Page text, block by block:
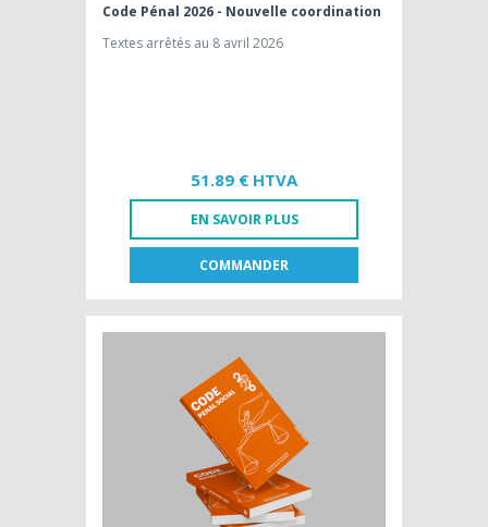
Code Pénal 2026 - Nouvelle coordination
Textes arrêtés au 8 avril 2026
51.89 € HTVA
EN SAVOIR PLUS
COMMANDER
NL